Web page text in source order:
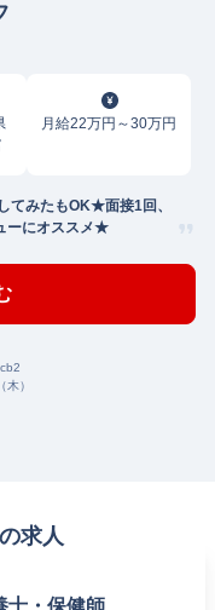
月給22万円～30万円
てみたもOK★面接1回、
ーにオススメ★
）
求人
士・保健師